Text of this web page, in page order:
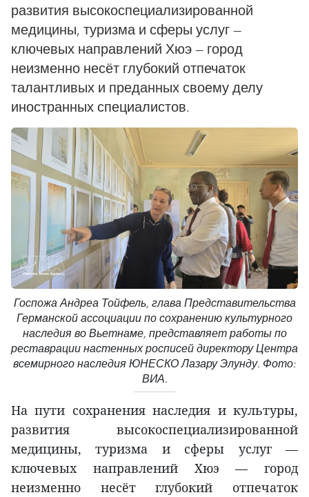
развития высокоспециализированной
медицины, туризма и сферы услуг —
ключевых направлений Хюэ — город
неизменно несёт глубокий отпечаток
талантливых и преданных своему делу
иностранных специалистов.
Госпожа Андреа Тойфель, глава Представительства
Германской ассоциации по сохранению культурного
наследия во Вьетнаме, представляет работы по
реставрации настенных росписей директору Центра
всемирного наследия ЮНЕСКО Лазару Элунду. Фото:
ВИА.
На пути сохранения наследия и культуры,
развития высокоспециализированной
медицины, туризма и сферы услуг —
ключевых направлений Хюэ — город
неизменно несёт глубокий отпечаток